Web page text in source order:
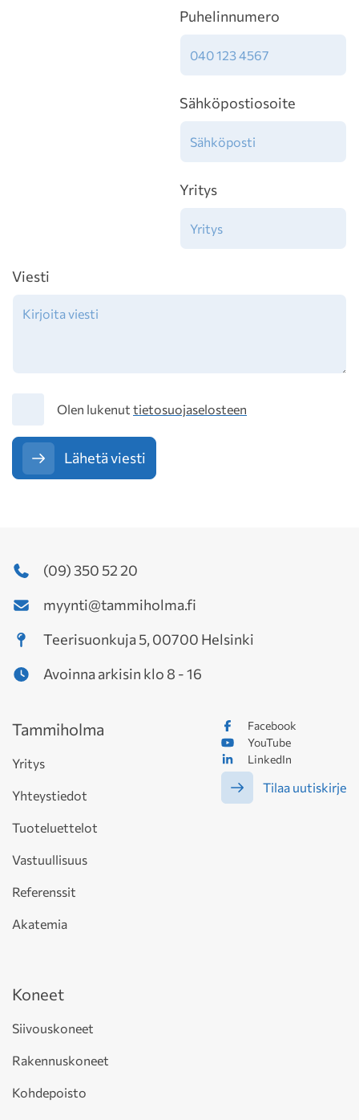
Puhelinnumero
Sähköpostiosoite
Yritys
Viesti
TietosuojaOlen lukenut tietosuojaselosteen
Lähetä viesti
(09) 350 52 20
myynti@tammiholma.fi
Teerisuonkuja 5, 00700 Helsinki
Avoinna arkisin klo 8 - 16
Facebook
YouTube
LinkedIn
Tilaa uutiskirje
Tammiholma
Yritys
Yhteystiedot
Tuoteluettelot
Vastuullisuus
Referenssit
Akatemia
Koneet
Siivouskoneet
Rakennuskoneet
Kohdepoisto